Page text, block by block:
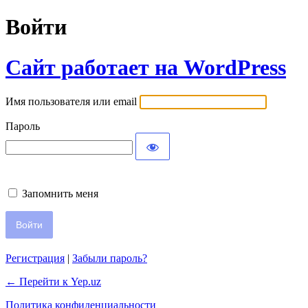
Войти
Сайт работает на WordPress
Имя пользователя или email
Пароль
Запомнить меня
Регистрация | Забыли пароль?
← Перейти к Yep.uz
Политика конфиденциальности